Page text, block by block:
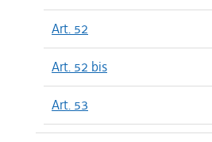
Art. 52
Art. 52 bis
Art. 53